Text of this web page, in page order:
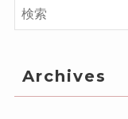
Archives